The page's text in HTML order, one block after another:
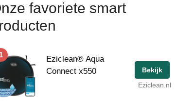
favoriete smart
1
Eziclean® Aqua
Connect x550
Bekijk
Eziclean.nl